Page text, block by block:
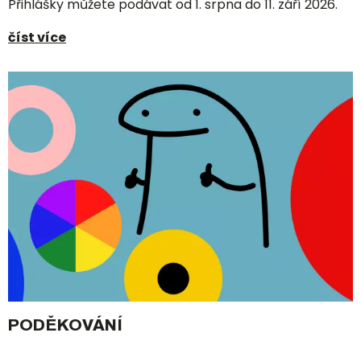
Přihlášky můžete podávat od 1. srpna do 11. září 2026.
číst více
PODĚKOVÁNÍ